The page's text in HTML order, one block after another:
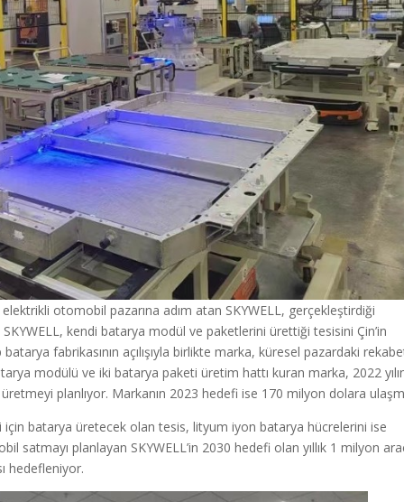
otomobil pazarına adım atan SKYWELL, gerçekleştirdiği
kendi batarya modül ve paketlerini ürettiği tesisini Çin’in
fabrikasının açılışıyla birlikte marka, küresel pazardaki
modülü ve iki batarya paketi üretim hattı kuran marka, 2022
planlıyor. Markanın 2023 hedefi ise 170 milyon dolara
için batarya üretecek olan tesis, lityum iyon batarya hücrelerini ise
satmayı planlayan SKYWELL’in 2030 hedefi olan yıllık 1 milyon
hedefleniyor.